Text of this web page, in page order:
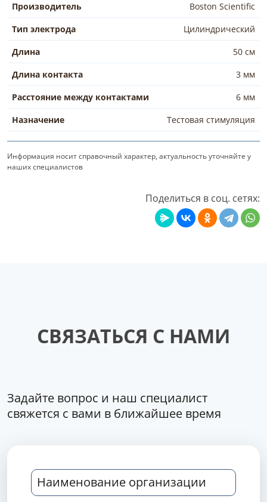
Производитель
Boston Scientific
Тип электрода
Цилиндрический
Длина
50 см
Длина контакта
3 мм
Расстояние между контактами
6 мм
Назначение
Тестовая стимуляция
Информация носит справочный характер, актуальность уточняйте у
наших специалистов
Поделиться в соц. сетях:
СВЯЗАТЬСЯ С НАМИ
Задайте вопрос и наш специалист
свяжется с вами в ближайшее время